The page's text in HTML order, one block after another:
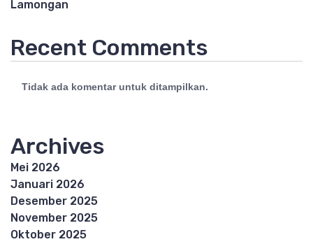
Lamongan
Recent Comments
Tidak ada komentar untuk ditampilkan.
Archives
Mei 2026
Januari 2026
Desember 2025
November 2025
Oktober 2025